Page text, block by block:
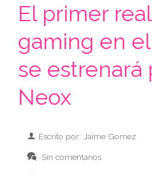
El primer
gaming en
se estrenará
Neox
Escrito por: Jaime Gomez
Sin comentarios